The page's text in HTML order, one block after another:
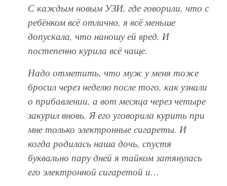
С каждым новым УЗИ, где говорили, что с
ребёнком всё отлично, я всё меньше
допускала, что наношу ей вред. И
постепенно курила всё чаще.
Надо отметить, что муж у меня тоже
бросил через неделю после того, как узнали
о прибавлении, а вот месяца через четыре
закурил вновь. Я его уговорила курить при
мне только электронные сигареты. И
когда родилась наша дочь, спустя
буквально пару дней я тайком затянулась
его электронной сигаретой и…